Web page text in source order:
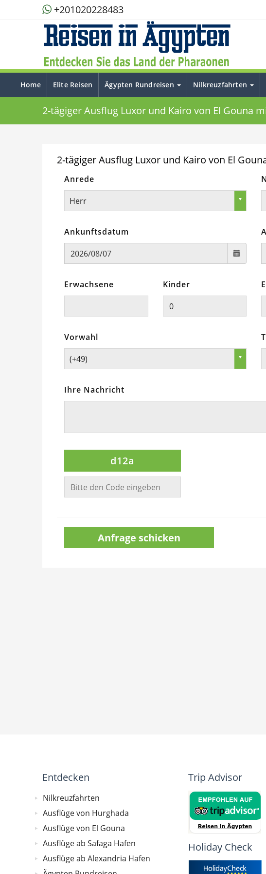
+201020228483
Home Elite Reisen Ägypten Rundreisen Nilkreuzfahrten
2-tägiger Ausflug Luxor und Kairo von El Gouna
2-tägiger Ausflug Luxor und Kairo von El
Anrede
Herr
Ankunftsdatum
Erwachsene Kinder
Vorwahl
(+49)
Ihre Nachricht
d12a
Anfrage schicken
Entdecken
Nilkreuzfahrten
Ausflüge von Hurghada
Ausflüge von El Gouna
Ausflüge ab Safaga Hafen
Ausflüge ab Alexandria Hafen
Trip Advisor
Holiday Check